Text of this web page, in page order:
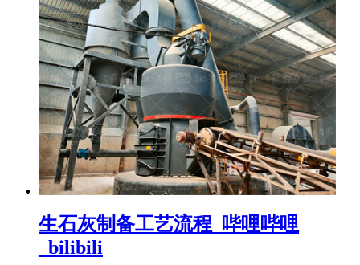
生石灰制备工艺流程_哔哩哔哩
_bilibili